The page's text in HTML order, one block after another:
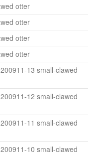
otter
otter
otter
otter
13 small-clawed
12 small-clawed
11 small-clawed
10 small-clawed